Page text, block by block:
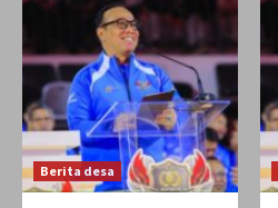
Berita desa